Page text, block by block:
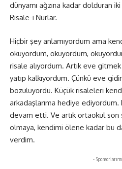
dünyamı ağzına kadar dolduran
Risale-i Nurlar.
Hiçbir şey anlamıyordum ama
okuyordum, okuyordum,
risale alıyordum. Artık eve
yatıp kalkıyordum. Çünkü eve
bozuluyordu. Küçük risaleleri
arkadaşlarıma hediye ediyordum.
devam etti. Ve artık ortaokul son
olmaya, kendimi ölene kadar bu
verdim.
-